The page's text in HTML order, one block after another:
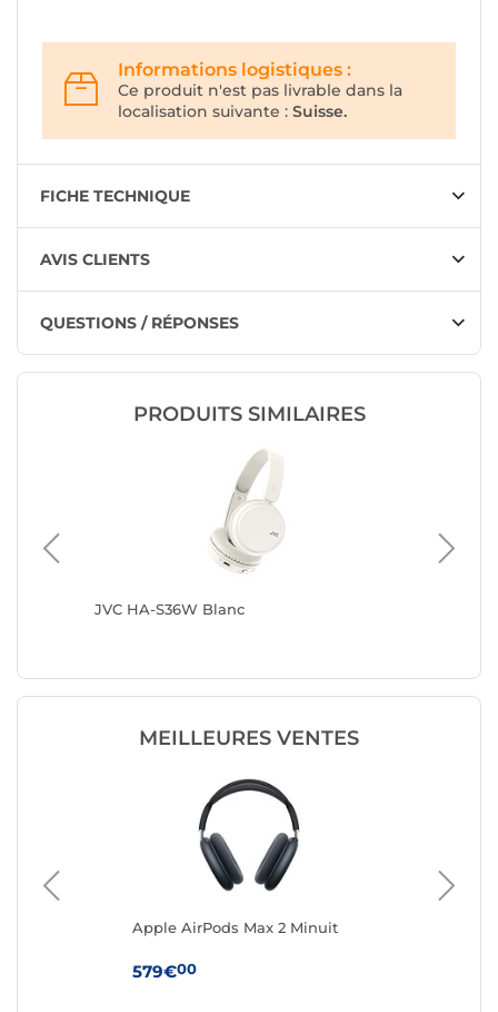
Informations logistiques :
Ce produit n'est pas livrable dans la
localisation suivante : Suisse.
FICHE TECHNIQUE
AVIS CLIENTS
QUESTIONS / RÉPONSES
PRODUITS SIMILAIRES
JVC HA-S36W Blanc
MEILLEURES VENTES
Apple AirPods Max 2 Minuit
579€00